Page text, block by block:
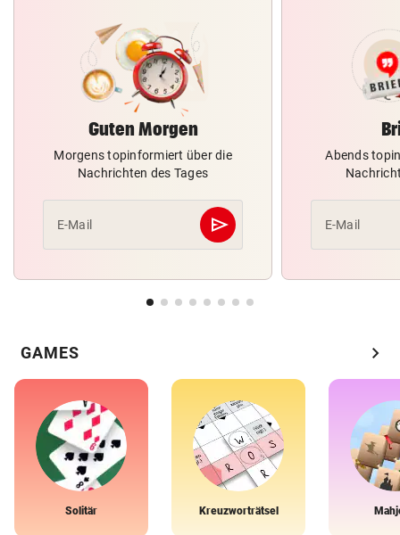
Guten Morgen
Morgens topinformiert über die
Nachrichten des Tages
E-Mail send
Abschicken
Abends
E-Mail
GAMES chevron_right
Solitär Kreuzworträtsel